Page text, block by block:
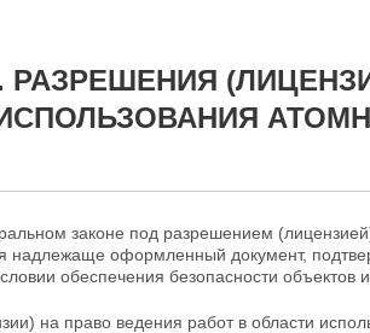
РАЗРЕШЕНИЯ
законе под разрешением
надлежаще оформленный документ,
обеспечения безопасности
на право ведения работ в области